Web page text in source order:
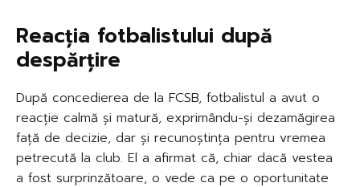
Reacția fotbalistului după
despărțire
După concedierea de la FCSB, fotbalistul a avut o
reacție calmă și matură, exprimându-și dezamăgirea
față de decizie, dar și recunoștința pentru vremea
petrecută la club. El a afirmat că, chiar dacă vestea
a fost surprinzătoare, o vede ca pe o oportunitate